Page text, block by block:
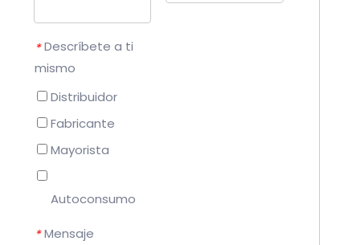
* Descríbete a ti
mismo
Distribuidor
Fabricante
Mayorista
Autoconsumo
* Mensaje